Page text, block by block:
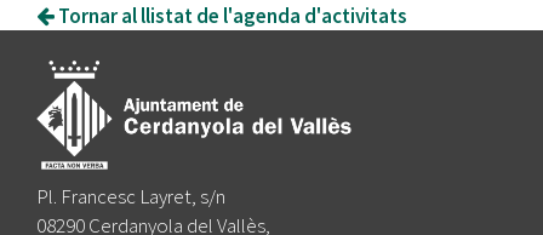
Tornar al llistat de l'agenda d'activitats
Pl. Francesc Layret, s/n
08290 Cerdanyola del Vallès,